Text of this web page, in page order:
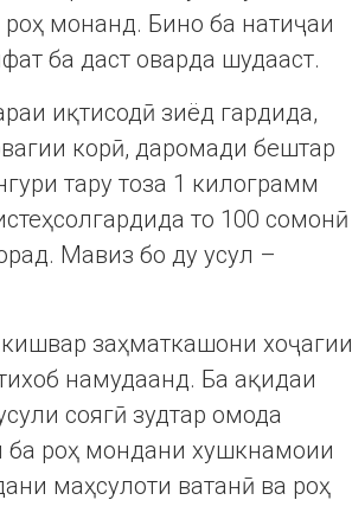
роҳ монанд. Бино ба натиҷаи
ба даст оварда шудааст.
иқтисодӣ зиёд гардида,
корӣ, даромади бештар
тару тоза 1 килограмм
то 100 сомонӣ
Мавиз бо ду усул –
заҳматкашони хоҷагии
намудаанд. Ба ақидаи
соягӣ зудтар омода
ба роҳ мондани хушкнамоии
маҳсулоти ватанӣ ва роҳ